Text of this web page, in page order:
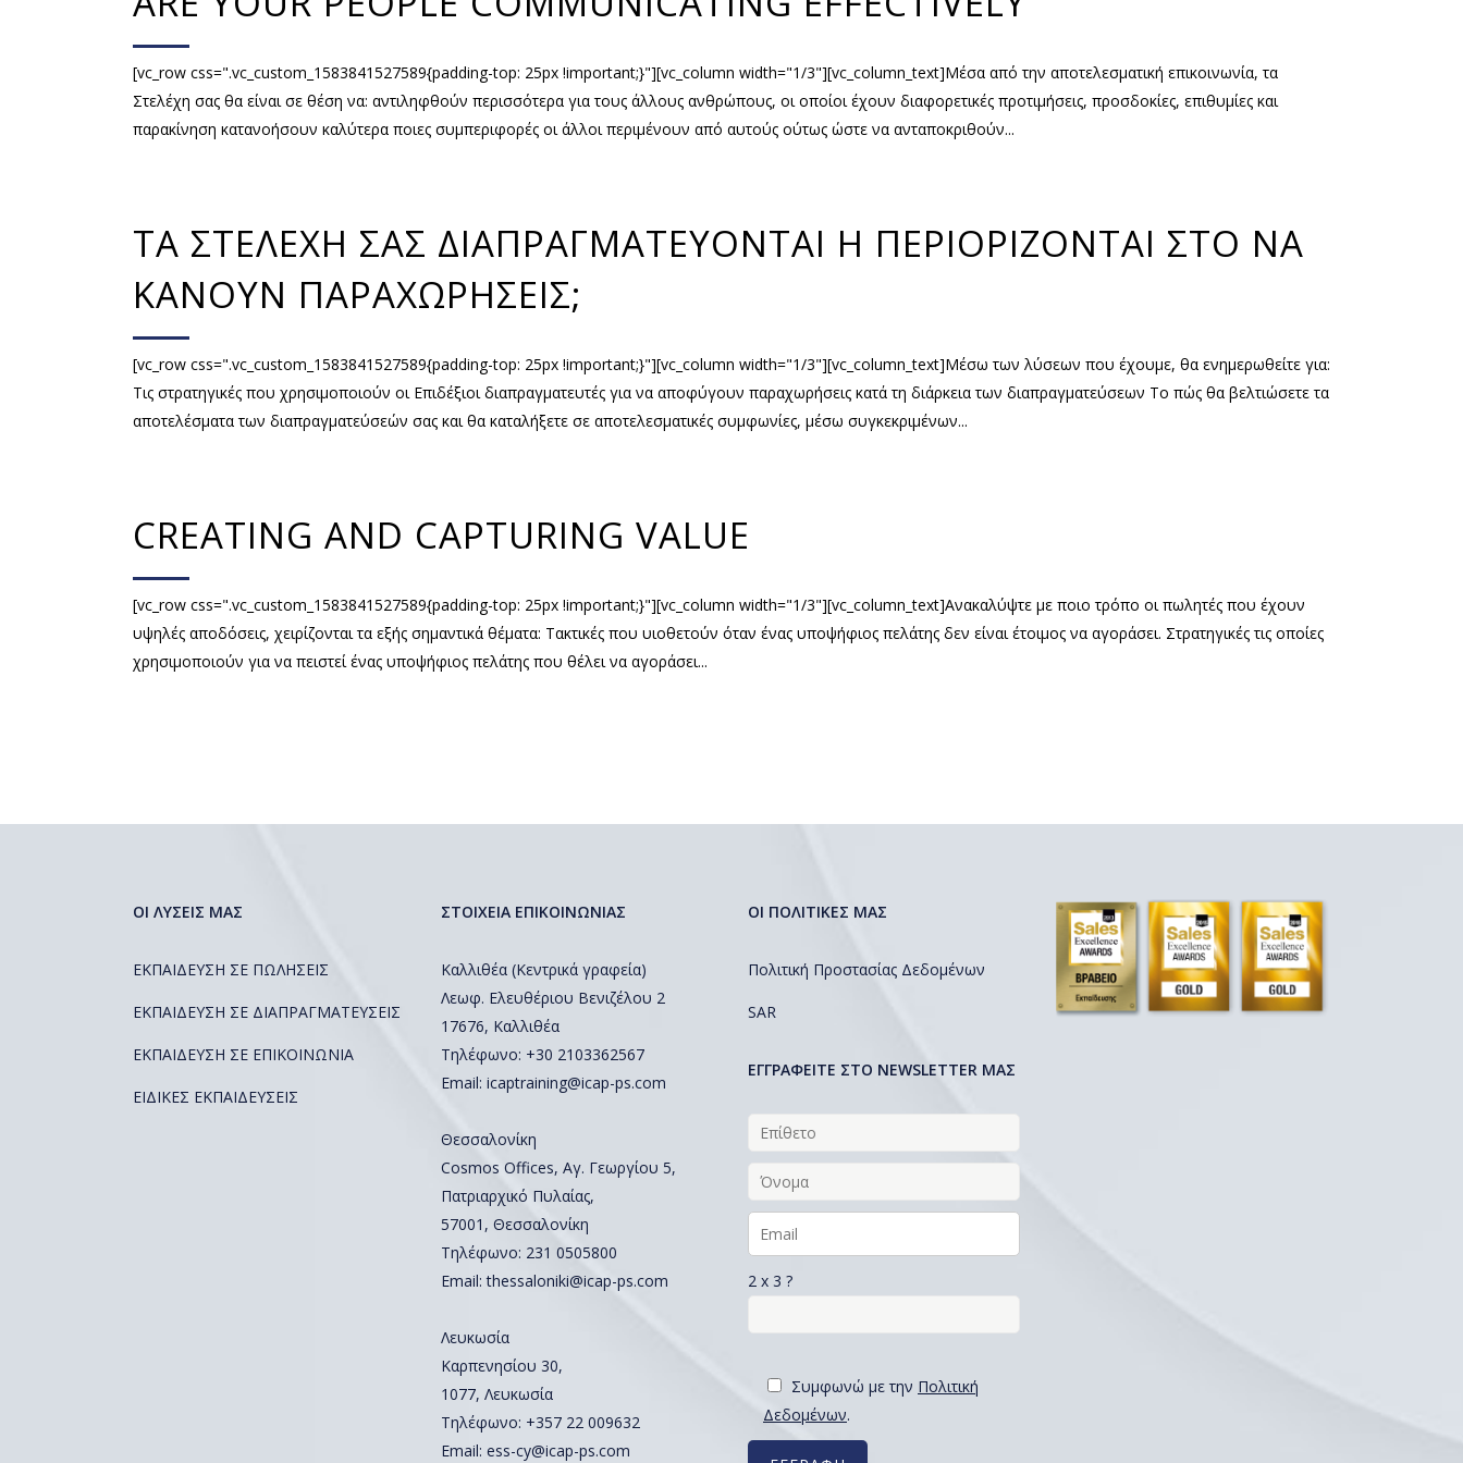
[vc_row css=".vc_custom_1583841527589{padding-top: 25px !important;}"][vc_column width="1/3"][vc_column_text]Μέσα από την αποτελεσματική επικοινωνία, τα
Στελέχη σας θα είναι σε θέση να: αντιληφθούν περισσότερα για τους άλλους ανθρώπους, οι οποίοι έχουν διαφορετικές προτιμήσεις, προσδοκίες, επιθυμίες και
παρακίνηση κατανοήσουν καλύτερα ποιες συμπεριφορές οι άλλοι περιμένουν από αυτούς ούτως ώστε να ανταποκριθούν...
ΤΑ ΣΤΕΛΕΧΗ ΣΑΣ ΔΙΑΠΡΑΓΜΑΤΕΥΟΝΤΑΙ Η ΠΕΡΙΟΡΙΖΟΝΤΑΙ ΣΤΟ ΝΑ
ΚΑΝΟΥΝ ΠΑΡΑΧΩΡΗΣΕΙΣ;
[vc_row css=".vc_custom_1583841527589{padding-top: 25px !important;}"][vc_column width="1/3"][vc_column_text]Μέσω των λύσεων που έχουμε, θα ενημερωθείτε για:
Τις στρατηγικές που χρησιμοποιούν οι Επιδέξιοι διαπραγματευτές για να αποφύγουν παραχωρήσεις κατά τη διάρκεια των διαπραγματεύσεων Το πώς θα βελτιώσετε τα
αποτελέσματα των διαπραγματεύσεών σας και θα καταλήξετε σε αποτελεσματικές συμφωνίες, μέσω συγκεκριμένων...
CREATING AND CAPTURING VALUE
[vc_row css=".vc_custom_1583841527589{padding-top: 25px !important;}"][vc_column width="1/3"][vc_column_text]Ανακαλύψτε με ποιο τρόπο οι πωλητές που έχουν
υψηλές αποδόσεις, χειρίζονται τα εξής σημαντικά θέματα: Τακτικές που υιοθετούν όταν ένας υποψήφιος πελάτης δεν είναι έτοιμος να αγοράσει. Στρατηγικές τις οποίες
χρησιμοποιούν για να πειστεί ένας υποψήφιος πελάτης που θέλει να αγοράσει...
ΟΙ ΛΥΣΕΙΣ ΜΑΣ
ΕΚΠΑΙΔΕΥΣΗ ΣΕ ΠΩΛΗΣΕΙΣ
ΕΚΠΑΙΔΕΥΣΗ ΣΕ ΔΙΑΠΡΑΓΜΑΤΕΥΣΕΙΣ
ΕΚΠΑΙΔΕΥΣΗ ΣΕ ΕΠΙΚΟΙΝΩΝΙΑ
ΕΙΔΙΚΕΣ ΕΚΠΑΙΔΕΥΣΕΙΣ
ΣΤΟΙΧΕΙΑ ΕΠΙΚΟΙΝΩΝΙΑΣ
Καλλιθέα (Κεντρικά γραφεία)
Λεωφ. Ελευθέριου Βενιζέλου 2
17676, Καλλιθέα
Τηλέφωνο: +30 2103362567
Email: icaptraining@icap-ps.com
Θεσσαλονίκη
Cosmos Offices, Αγ. Γεωργίου 5,
Πατριαρχικό Πυλαίας,
57001, Θεσσαλονίκη
Τηλέφωνο: 231 0505800
Email:thessaloniki@icap-ps.com
Λευκωσία
Καρπενησίου 30,
1077, Λευκωσία
Τηλέφωνο: +357 22 009632
Email: ess-cy@icap-ps.com
ΟΙ ΠΟΛΙΤΙΚΕΣ ΜΑΣ
Πολιτική Προστασίας Δεδομένων
SAR
EΓΓΡΑΦΕΙΤΕ ΣΤΟ NEWSLETTER ΜΑΣ
2 x 3 ?
Συμφωνώ με την Πολιτική
Δεδομένων.